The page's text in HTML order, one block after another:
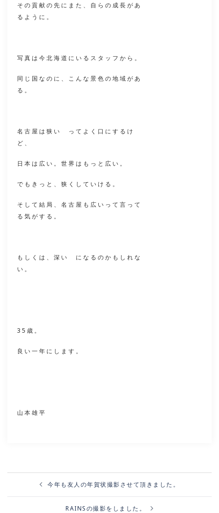
その貢献の先にまた、自らの成長があ
るように。
写真は今北海道にいるスタッフから。
同じ国なのに、こんな景色の地域があ
る。
名古屋は狭い ってよく口にするけ
ど、
日本は広い。世界はもっと広い。
でもきっと、狭くしていける。
そして結局、名古屋も広いって言って
る気がする。
もしくは、深い になるのかもしれな
い。
35歳。
良い一年にします。
山本雄平
投
シ
今年も友人の年賀状撮影させて頂きました。
RAINSの撮影をしました。